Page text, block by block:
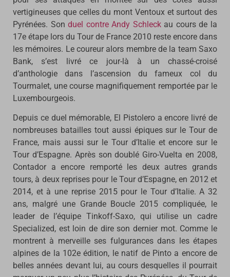
vertigineuses que celles du mont Ventoux et surtout des
Pyrénées. Sonduel contre Andy Schleckau cours de la
17e étape lors du Tour de France 2010 reste encore dans
les mémoires. Le coureur alors membre de la team Saxo
Bank, s’est livré ce jour-là à un chassé-croisé
d’anthologie dans l’ascension du fameux col du
Tourmalet, une course magnifiquement remportée par le
Luxembourgeois.
Depuis ce duel mémorable, El Pistolero a encore livré de
nombreuses batailles tout aussi épiques sur le Tour de
France, mais aussi sur le Tour d’Italie et encore sur le
Tour d’Espagne. Après son doublé Giro-Vuelta en 2008,
Contador a encore remporté les deux autres grands
tours, à deux reprises pour le Tour d’Espagne, en 2012 et
2014, et à une reprise 2015 pour le Tour d’Italie. A 32
ans, malgré une Grande Boucle 2015 compliquée, le
leader de l’équipe Tinkoff-Saxo, qui utilise un cadre
Specialized, est loin de dire son dernier mot. Comme le
montrent à merveille ses fulgurances dans les étapes
alpines de la 102e édition, le natif de Pinto a encore de
belles années devant lui, au cours desquelles il pourrait